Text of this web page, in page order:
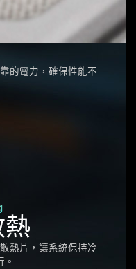
的電力，確保性能不
熱片，讓系統保持冷